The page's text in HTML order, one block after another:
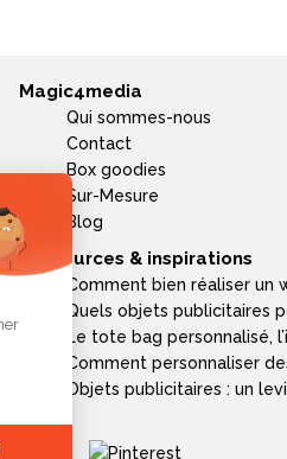
Magic4media
Qui sommes-nous
Contact
Box goodies
Sur-Mesure
Blog
Ressources & inspirations
Comment bien réaliser un
Quels objets publicitaires
Le tote bag personnalisé,
Comment personnaliser
Objets publicitaires : un